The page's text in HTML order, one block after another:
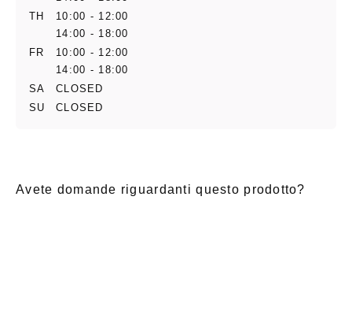
TH
10:00 - 12:00
14:00 - 18:00
FR
10:00 - 12:00
14:00 - 18:00
SA
CLOSED
SU
CLOSED
Avete domande riguardanti questo prodotto?